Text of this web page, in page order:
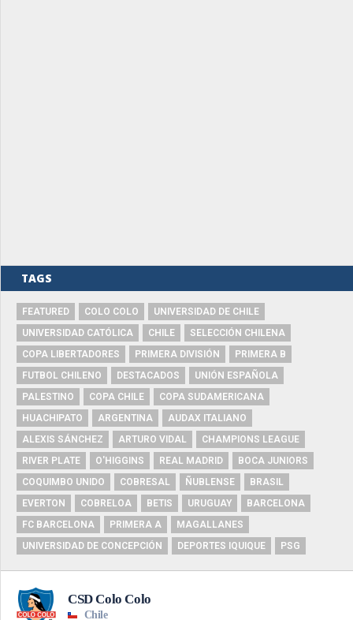
TAGS
FEATURED COLO COLO
UNIVERSIDAD DE CHILE
UNIVERSIDAD CATÓLICA
CHILE
SELECCIÓN CHILENA
COPA LIBERTADORES
PRIMERA DIVISIÓN
PRIMERA B
FUTBOL CHILENO
DESTACADOS
UNIÓN ESPAÑOLA
PALESTINO
COPA CHILE
COPA SUDAMERICANA
HUACHIPATO
ARGENTINA
AUDAX ITALIANO
ALEXIS SÁNCHEZ
ARTURO VIDAL
CHAMPIONS LEAGUE
RIVER PLATE
O'HIGGINS REAL MADRID
BOCA JUNIORS
COQUIMBO UNIDO
COBRESAL ÑUBLENSE
BRASIL
EVERTON
COBRELOA BETIS URUGUAY
BARCELONA
FC BARCELONA
PRIMERA A
MAGALLANES
UNIVERSIDAD DE CONCEPCIÓN
DEPORTES IQUIQUE PSG